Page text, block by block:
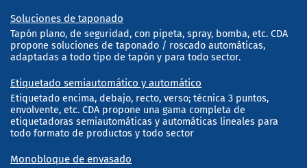
Soluciones de taponado
Tapón plano, de seguridad, con pipeta, spray, bomba, etc. CDA
propone soluciones de taponado / roscado automáticas,
adaptadas a todo tipo de tapón y para todo sector.
Etiquetado semiautomático y automático
Etiquetado encima, debajo, recto, verso; técnica 3 puntos,
envolvente, etc. CDA propone una gama completa de
etiquetadoras semiautomáticas y automáticas lineales para
todo formato de productos y todo sector
Monobloque de envasado